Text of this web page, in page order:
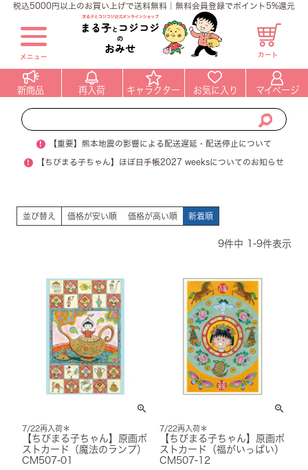
税込5000円以上のお買い上げで送料無料｜無料会員登録でポイント5%還元
メニュー カート
新商品 再入荷 キャラクター お気に入り マイページ
! 【重要】熊本地震の影響による配送遅延・配送停止について
! 【ちびまる子ちゃん】ほぼ日手帳2027 weeksについてのお知らせ
並び替え 価格が安い順 価格が高い順 新着順
9件中 -9件表示
7/22再入荷＊
【ちびまる子ちゃん】原画ポ
ストカード（魔法のランプ）
CM507-01
7/22再入荷＊
【ちびまる子ちゃん】原画ポ
ストカード（福がいっぱい）
CM507-12